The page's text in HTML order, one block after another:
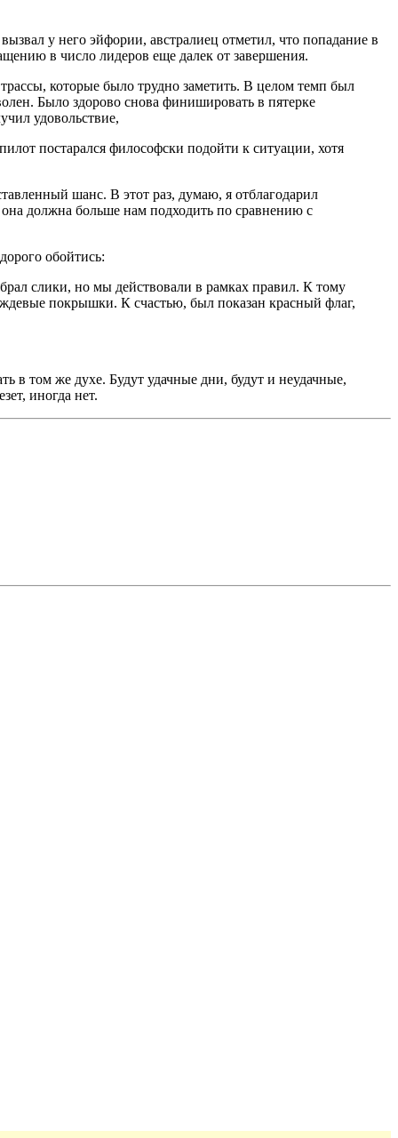
у него эйфории, австралиец отметил, что попадание в
в число лидеров еще далек от завершения.
которые было трудно заметить. В целом темп был
Было здорово снова финишировать в пятерке
удовольствие,
постарался философски подойти к ситуации, хотя
шанс. В этот раз, думаю, я отблагодарил
должна больше нам подходить по сравнению с
обойтись:
слики, но мы действовали в рамках правил. К тому
покрышки. К счастью, был показан красный флаг,
в том же духе. Будут удачные дни, будут и неудачные,
иногда нет.